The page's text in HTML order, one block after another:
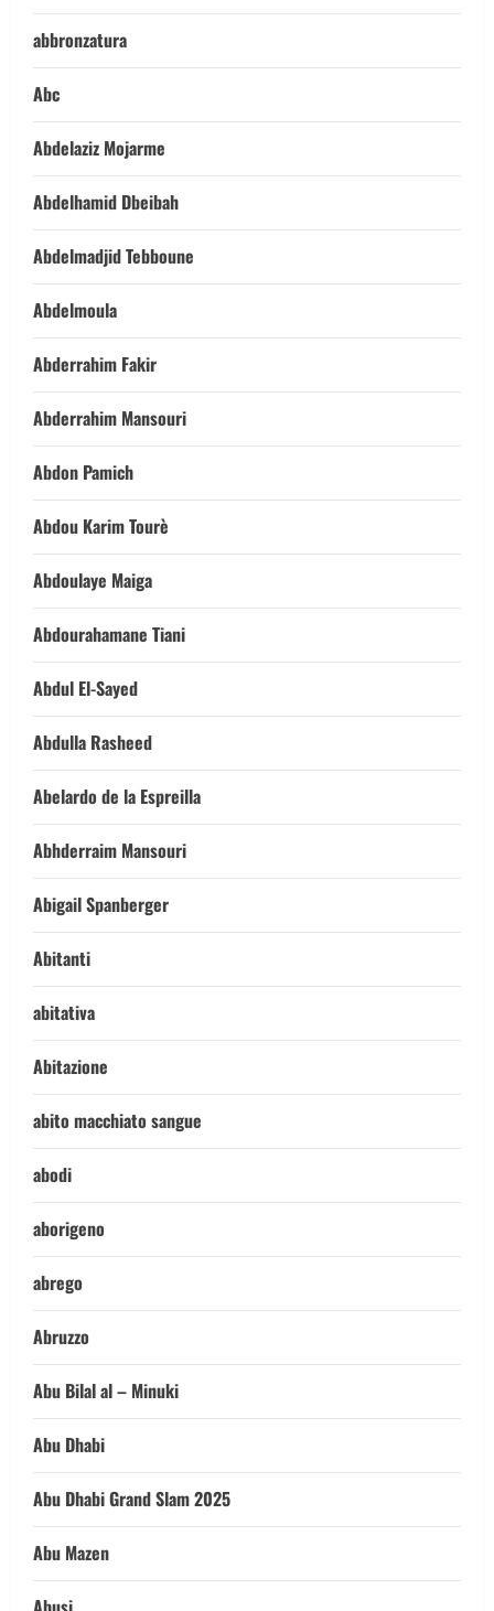
abbronzatura
Abc
Abdelaziz Mojarme
Abdelhamid Dbeibah
Abdelmadjid Tebboune
Abdelmoula
Abderrahim Fakir
Abderrahim Mansouri
Abdon Pamich
Abdou Karim Tourè
Abdoulaye Maiga
Abdourahamane Tiani
Abdul El-Sayed
Abdulla Rasheed
Abelardo de la Espreilla
Abhderraim Mansouri
Abigail Spanberger
Abitanti
abitativa
Abitazione
abito macchiato sangue
abodi
aborigeno
abrego
Abruzzo
Abu Bilal al – Minuki
Abu Dhabi
Abu Dhabi Grand Slam 2025
Abu Mazen